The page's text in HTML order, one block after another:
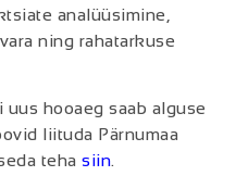
analüüsimine,
ning rahatarkuse
uus hooaeg saab alguse
liituda Pärnumaa
teha siin.